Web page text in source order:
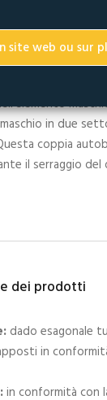
web ou sur
sotto
delle due cave
intagli deformati
in due
coppia
il serraggio del
dei prodotti
dado esagonale
in conformità
in conformità con la